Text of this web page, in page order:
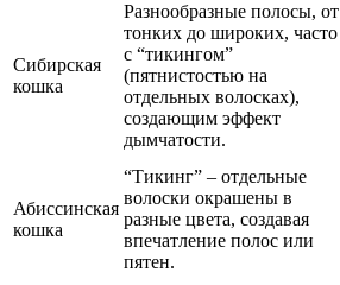
Сибирская
кошка
Разнообразные полосы, от
тонких до широких, часто
с “тикингом”
(пятнистостью на
отдельных волосках),
создающим эффект
дымчатости.
Абиссинская
кошка
“Тикинг” – отдельные
волоски окрашены в
разные цвета, создавая
впечатление полос или
пятен.